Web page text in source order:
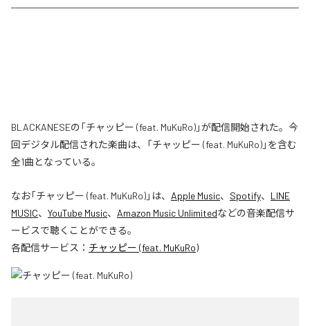
BLACKANESEの「チャッピー (feat. MuKuRo)」が配信開始された。今
回デジタル配信された楽曲は、「チャッピー (feat. MuKuRo)」を含む
全1曲となっている。
なお「チャッピー (feat. MuKuRo)」は、 Apple Music、 Spotify、 LINE
MUSIC、 YouTube Music、 Amazon Music Unlimitedなどの音楽配信サ
ービスで聴くことができる。
各配信サービス： チャッピー (feat. MuKuRo)